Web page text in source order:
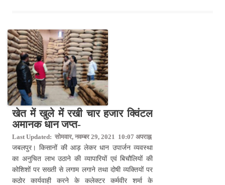
खेत में खुले में रखी चार हजार क्विंटल
अमानक धान जप्त-
Last Updated: सोमवार, नवम्बर 29, 2021 10:07 अपराह्न
जबलपुर। किसानों की आड़ लेकर धान उपार्जन व्यवस्था
का अनुचित लाभ उठाने की व्यापारियों एवं बिचौलियों की
कोशिशों पर सख्ती से लगाम लगाने तथा दोषी व्यक्तियों पर
कठोर कार्यवाही करने के कलेक्टर कर्मवीर शर्मा के